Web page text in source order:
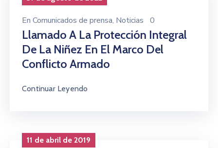
En Comunicados de prensa‚ Noticias 0
Llamado A La Protección Integral
De La Niñez En El Marco Del
Conflicto Armado
Continuar Leyendo
11 de abril de 2019